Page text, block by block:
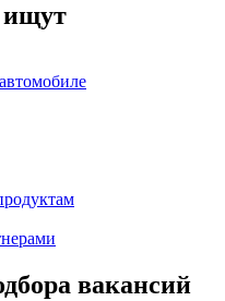
ищут
вакансий